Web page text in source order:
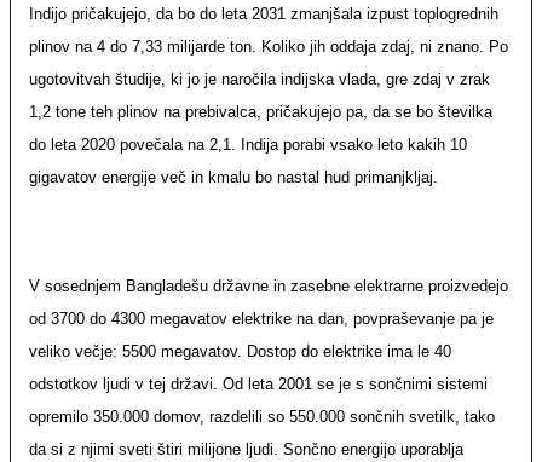
Indijo pričakujejo, da bo do leta 2031 zmanjšala izpust toplogrednih
plinov na 4 do 7,33 milijarde ton. Koliko jih oddaja zdaj, ni znano. Po
ugotovitvah študije, ki jo je naročila indijska vlada, gre zdaj v zrak
1,2 tone teh plinov na prebivalca, pričakujejo pa, da se bo številka
do leta 2020 povečala na 2,1. Indija porabi vsako leto kakih 10
gigavatov energije več in kmalu bo nastal hud primanjkljaj.
V sosednjem Bangladešu državne in zasebne elektrarne proizvedejo
od 3700 do 4300 megavatov elektrike na dan, povpraševanje pa je
veliko večje: 5500 megavatov. Dostop do elektrike ima le 40
odstotkov ljudi v tej državi. Od leta 2001 se je s sončnimi sistemi
opremilo 350.000 domov, razdelili so 550.000 sončnih svetilk, tako
da si z njimi sveti štiri milijone ljudi. Sončno energijo uporablja